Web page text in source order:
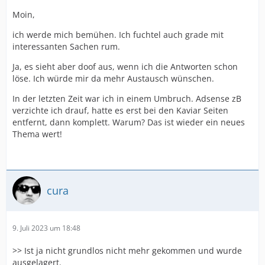
Moin,
ich werde mich bemühen. Ich fuchtel auch grade mit
interessanten Sachen rum.
Ja, es sieht aber doof aus, wenn ich die Antworten schon
löse. Ich würde mir da mehr Austausch wünschen.
In der letzten Zeit war ich in einem Umbruch. Adsense zB
verzichte ich drauf, hatte es erst bei den Kaviar Seiten
entfernt, dann komplett. Warum? Das ist wieder ein neues
Thema wert!
cura
9. Juli 2023 um 18:48
>> Ist ja nicht grundlos nicht mehr gekommen und wurde
ausgelagert.